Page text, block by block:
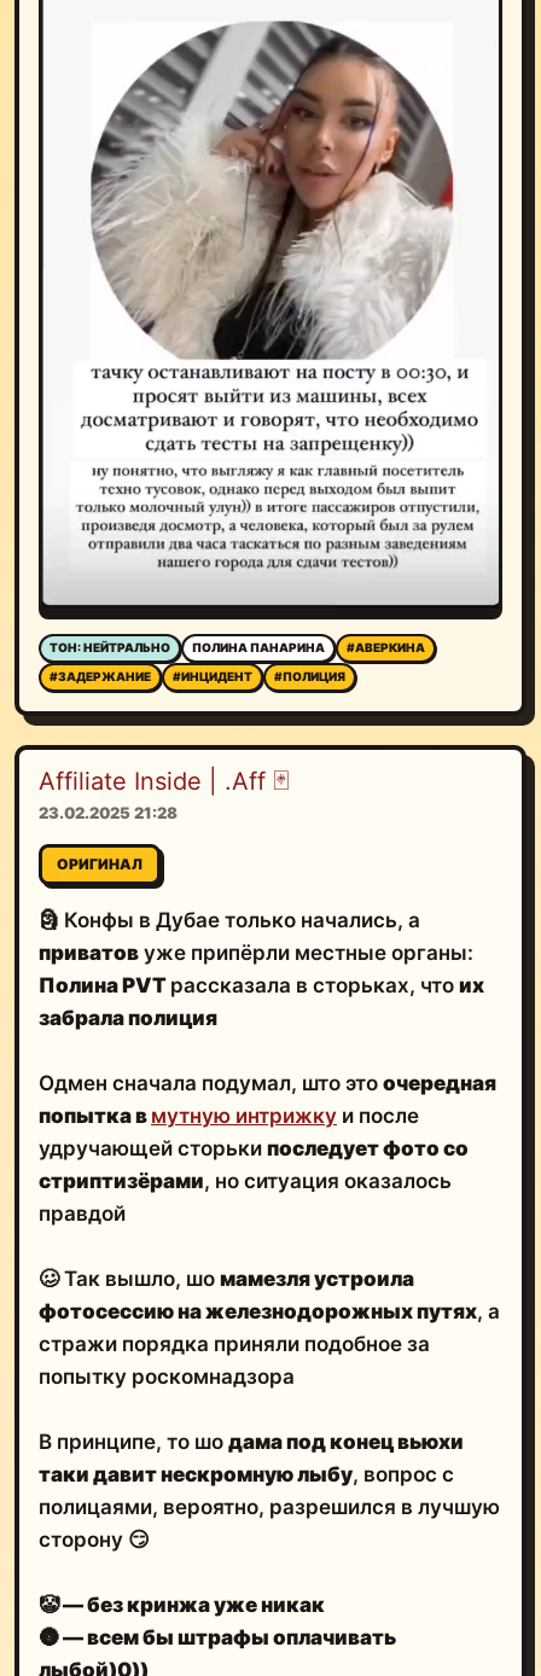
ТОН: НЕЙТРАЛЬНО ПОЛИНА ПАНАРИНА
#АВЕРКИНА
#ЗАДЕРЖАНИЕ
#ИНЦИДЕНТ #ПОЛИЦИЯ
Affiliate Inside | .Aff 🃏
23.02.2025 21:28
ОРИГИНАЛ
🗿 Конфы в Дубае только начались, а
приватов уже припёрли местные органы:
Полина PVT рассказала в сторьках, что их
забрала полиция
Одмен сначала подумал, што это очередная
попытка в мутную интрижку и после
удручающей сторьки последует фото со
стриптизёрами, но ситуация оказалось
правдой
🥴 Так вышло, шо мамезля устроила
фотосессию на железнодорожных путях, а
стражи порядка приняли подобное за
попытку роскомнадзора
В принципе, то шо дама под конец вьюхи
таки давит нескромную лыбу, вопрос с
полицаями, вероятно, разрешился в лучшую
сторону 😏
🤡— без кринжа уже никак
🌚— всем бы штрафы оплачивать
лыбой)0))